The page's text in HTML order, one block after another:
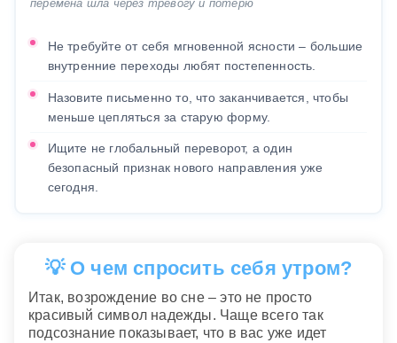
перемена шла через тревогу и потерю
Не требуйте от себя мгновенной ясности – большие
внутренние переходы любят постепенность.
Назовите письменно то, что заканчивается, чтобы
меньше цепляться за старую форму.
Ищите не глобальный переворот, а один
безопасный признак нового направления уже
сегодня.
💡 О чем спросить себя утром?
Итак, возрождение во сне – это не просто
красивый символ надежды. Чаще всего так
подсознание показывает, что в вас уже идет